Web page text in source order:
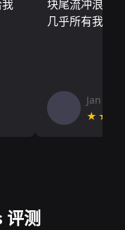
块尾流冲浪板
几乎所有我需
Jan V
评测